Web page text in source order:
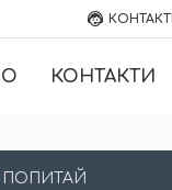
КОНТАКТИ
ПОПИТАЙ